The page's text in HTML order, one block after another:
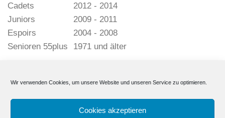
Wir verwenden Cookies, um unsere Website und unseren Service zu optimieren.
Cookies akzeptieren
Cadets
2012 - 2014
Juniors
2009 - 2011
Espoirs
2004 - 2008
Senioren 55plus
1971 und älter